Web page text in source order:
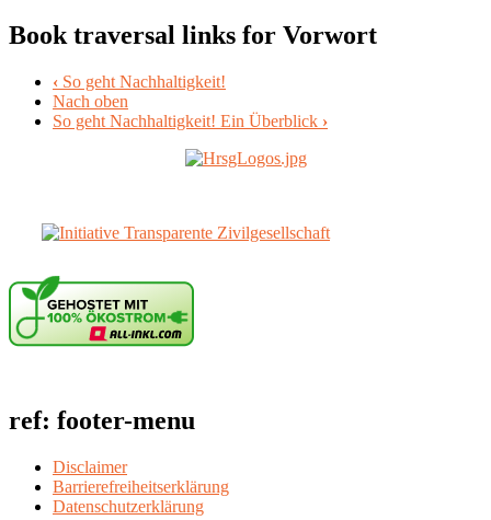
Book traversal links for Vorwort
‹ So geht Nachhaltigkeit!
Nach oben
So geht Nachhaltigkeit! Ein Überblick ›
ref: footer-menu
Disclaimer
Barrierefreiheitserklärung
Datenschutzerklärung